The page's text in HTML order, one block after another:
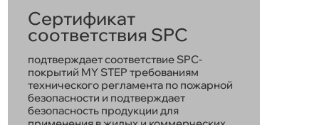
Сертификат
соответствия SPC
подтверждает соответствие SPC-
покрытий MY STEP требованиям
технического регламента по пожарной
безопасности и подтверждает
безопасность продукции для